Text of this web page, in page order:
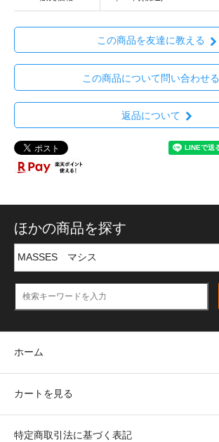
この商品を友達に教える
この商品について問い合わせる
返品について
ほかの商品を探す
ホーム
カートを見る
特定商取引法に基づく表記